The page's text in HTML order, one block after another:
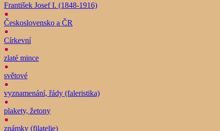
František Josef I. (1848-1916)
Československo a ČR
Církevní
zlaté mince
světové
vyznamenání, řády (faleristika)
plakety, žetony
známky (filatelie)